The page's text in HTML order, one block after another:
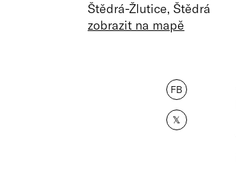
Štědrá-Žlutice, Štědrá
zobrazit na mapě
FB
𝕏